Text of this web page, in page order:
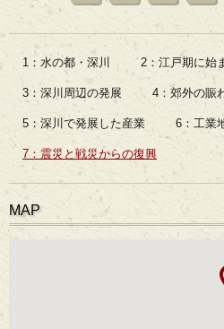
1：水の都・深川 2：江戸期に始
3：深川周辺の発展 4：郊外の賑
5：深川で発展した産業 6：工業
7：震災と戦災からの復興
MAP